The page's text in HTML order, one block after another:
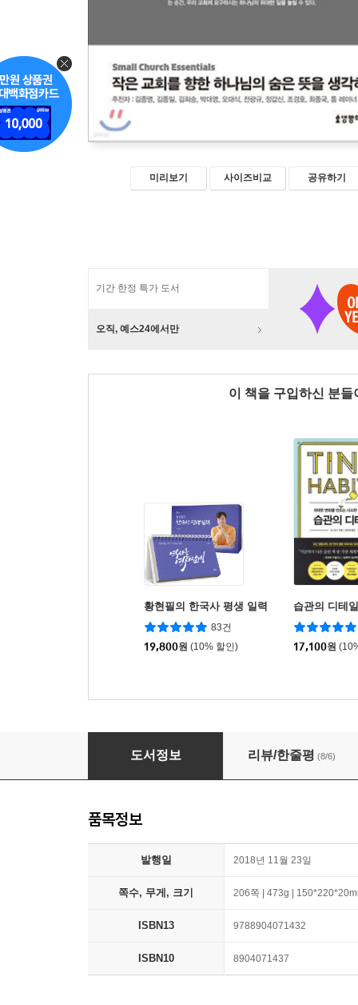
미리보기 사이즈비교 공유하기
기간 한정 특가 도서
오직, 예스24에서만
이 책을 구입하신 분
황현필의 한국사 평생 일력
83건
19,800원 (10% 할인)
습관의 디테일
17,100원
작고 강한 교회
도서정보 리뷰/한줄평 (8/6)
품목정보
발행일 2018년 11월 23일
쪽수, 무게, 크기 206쪽 | 473g |
ISBN13 9788904071432
ISBN10 8904071437